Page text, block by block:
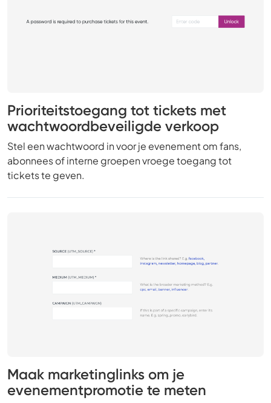
Prioriteitstoegang tot tickets met
wachtwoordbeveiligde verkoop
Stel een wachtwoord in voor je evenement om fans,
abonnees of interne groepen vroege toegang tot
tickets te geven.
Maak marketinglinks om je
evenementpromotie te meten